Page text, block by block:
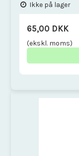
Ikke på lager
65,00 DKK
(ekskl. moms)